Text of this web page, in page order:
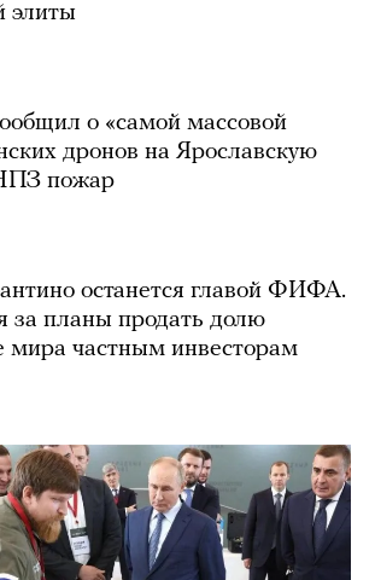
элиты
о «самой массовой
дронов на Ярославскую
пожар
останется главой ФИФА.
за планы продать долю
мира частным инвесторам